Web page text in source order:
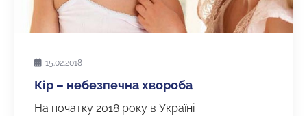
15.02.2018
Кір – небезпечна хвороба
На початку 2018 року в Україні